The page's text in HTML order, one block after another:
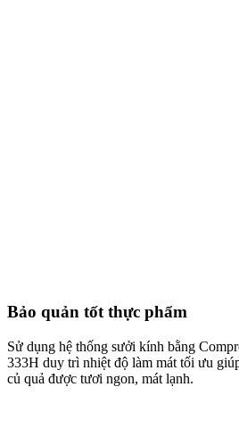
Bảo quản tốt thực phẩm
Sử dụng hệ thống sưởi kính bằng
333H duy trì nhiệt độ làm mát tối ưu
củ quả được tươi ngon, mát lạnh.